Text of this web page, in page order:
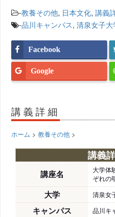
-教養その他, 日本文化,講義
-品川キャンパス,清泉女子大
Facebook
Google
講義詳細
ホーム >教養その他 >
講義
講座名
大学体
ぞれの
大学 清泉女
キャンパス 品川キ